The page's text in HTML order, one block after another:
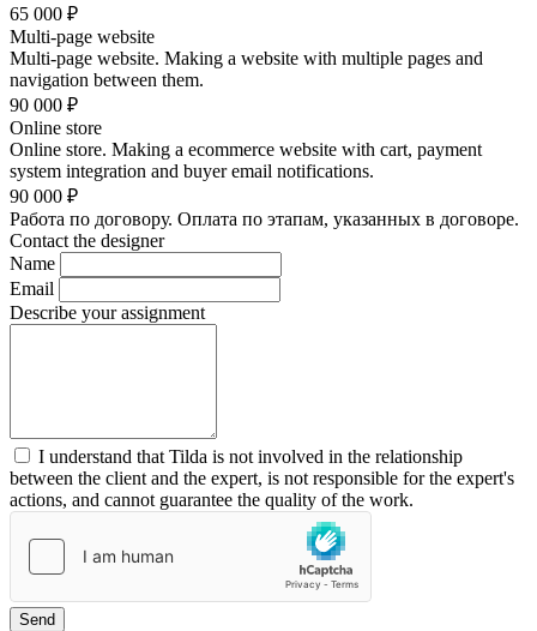
65 000 ₽
Multi-page website
Multi-page website. Making a website with multiple pages and
navigation between them.
90 000 ₽
Online store
Online store. Making a ecommerce website with cart, payment
system integration and buyer email notifications.
90 000 ₽
Работа по договору. Оплата по этапам, указанных в договоре.
Contact the designer
Name
Email
Describe your assignment
I understand that Tilda is not involved in the relationship
between the client and the expert, is not responsible for the expert's
actions, and cannot guarantee the quality of the work.
Send